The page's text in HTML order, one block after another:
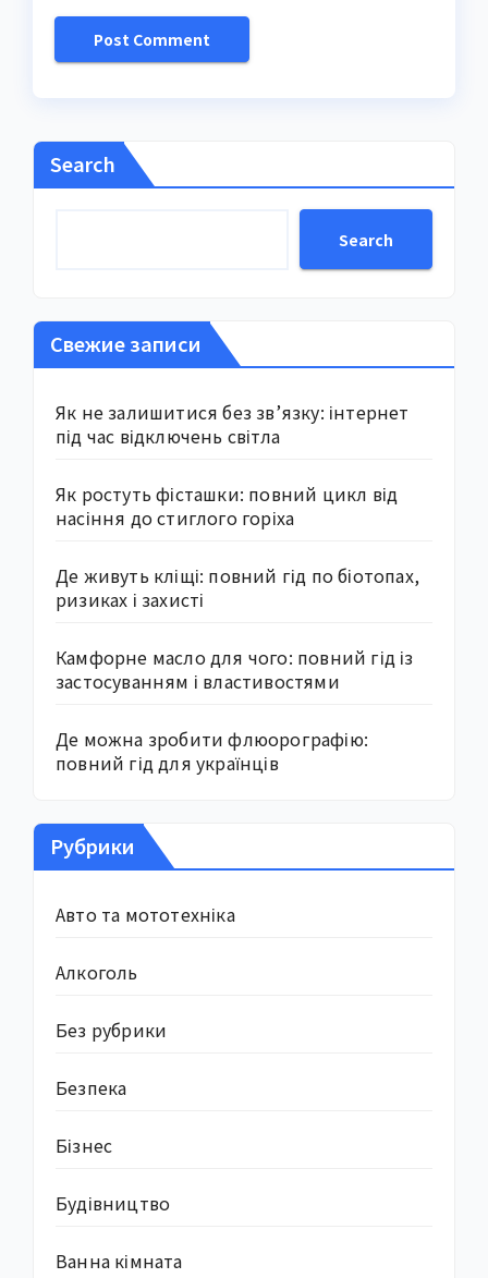
Search
Search
Свежие записи
Як не залишитися без зв’язку: інтернет
під час відключень світла
Як ростуть фісташки: повний цикл від
насіння до стиглого горіха
Де живуть кліщі: повний гід по біотопах,
ризиках і захисті
Камфорне масло для чого: повний гід із
застосуванням і властивостями
Де можна зробити флюорографію:
повний гід для українців
Рубрики
Авто та мототехніка
Алкоголь
Без рубрики
Безпека
Бізнес
Будівництво
Ванна кімната